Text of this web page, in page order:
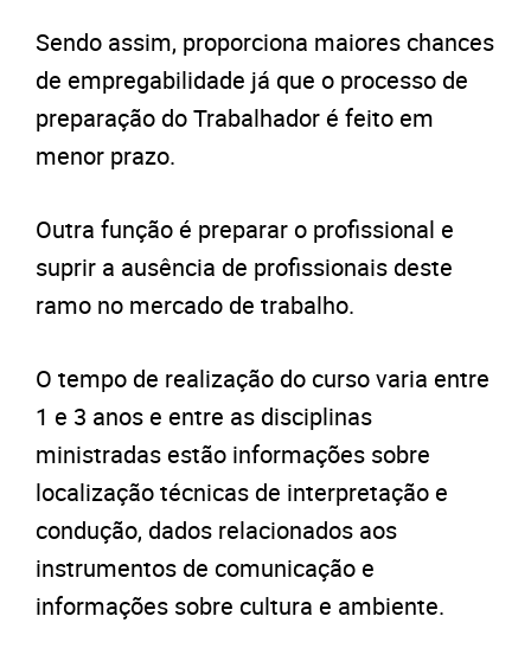
Sendo assim, proporciona maiores chances
de empregabilidade já que o processo de
preparação do Trabalhador é feito em
menor prazo.
Outra função é preparar o profissional e
suprir a ausência de profissionais deste
ramo no mercado de trabalho.
O tempo de realização do curso varia entre
1 e 3 anos e entre as disciplinas
ministradas estão informações sobre
localização técnicas de interpretação e
condução, dados relacionados aos
instrumentos de comunicação e
informações sobre cultura e ambiente.